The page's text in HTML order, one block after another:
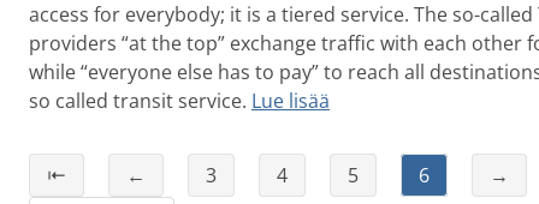
access for everybody; it is a tiered service. The so-called
providers “at the top” exchange traffic with each other
while “everyone else has to pay” to reach all
so called transit service. Lue lisää
⇤ ← 3 4 5 6 →